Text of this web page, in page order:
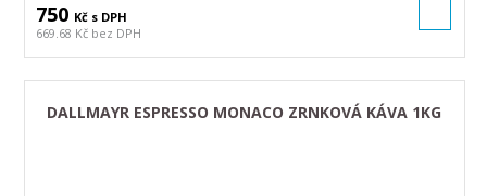
750 Kč s DPH
669.68 Kč bez DPH
DALLMAYR ESPRESSO MONACO ZRNKOVÁ KÁVA 1KG